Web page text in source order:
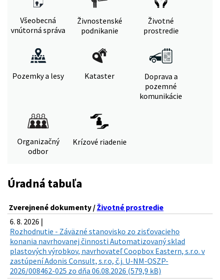
Všeobecná
vnútorná správa
Živnostenské
podnikanie
Životné
prostredie
Pozemky a lesy Kataster
Doprava a
pozemné
komunikácie
Organizačný
odbor
Krízové riadenie
Úradná tabuľa
Zverejnené dokumenty / Životné prostredie
6. 8. 2026 |
Rozhodnutie - Záväzné stanovisko zo zisťovacieho
konania navrhovanej činnosti Automatizovaný sklad
plastových výrobkov, navrhovateľ Coopbox Eastern, s.r.o. v
zastúpení Adonis Consult, s.r.o, č.j. U-NM-OSZP-
2026/008462-025 zo dňa 06.08.2026 (579,9 kB)